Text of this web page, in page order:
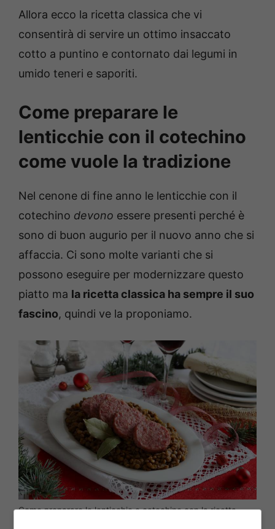
Allora ecco la ricetta classica che vi
consentirà di servire un ottimo insaccato
cotto a puntino e contornato dai legumi in
umido teneri e saporiti.
Come preparare le
lenticchie con il cotechino
come vuole la tradizione
Nel cenone di fine anno le lenticchie con il
cotechino devono essere presenti perché è
sono di buon augurio per il nuovo anno che si
affaccia. Ci sono molte varianti che si
possono eseguire per modernizzare questo
piatto ma la ricetta classica ha sempre il suo
fascino, quindi ve la proponiamo.
Come preparare le lenticchie e cotechino con la ricetta